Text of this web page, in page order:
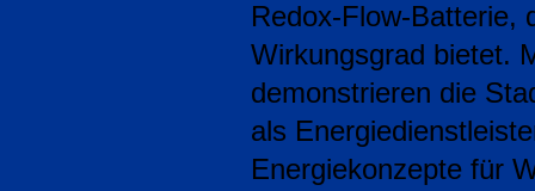
Redox-Flow-Batterie,
Wirkungsgrad bietet.
demonstrieren die
als
Energiekonzepte für